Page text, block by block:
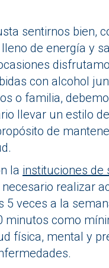
sentirnos bien,
de energía y
con alcohol
o familia,
llevar un estilo
de
la instituciones de
necesario realizar
5 veces a la
minutos como
física, mental y